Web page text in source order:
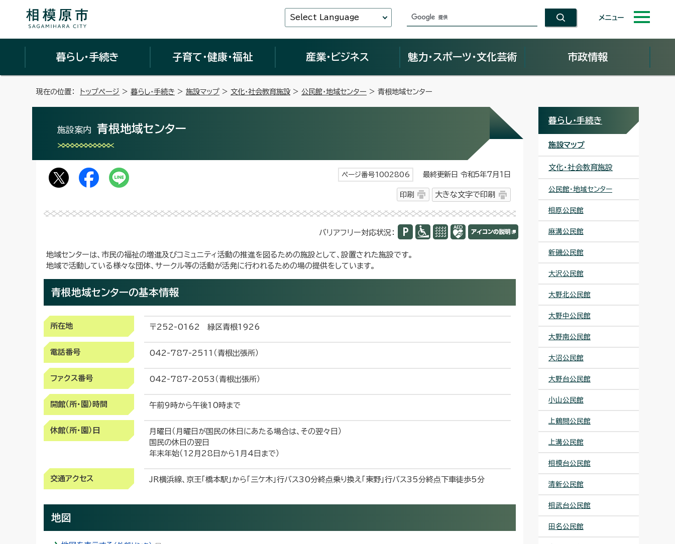
Select Language メニュー
暮らし・手続き 子育て・健康・福祉 産業・ビジネス 魅力・スポーツ・文化芸術 市政情報
現在の位置： トップページ > 暮らし・手続き > 施設マップ > 文化・社会教育施設 > 公民館・地域センター > 青根地域センター
施設案内 青根地域センター
ページ番号1002806 最終更新日 令和5年7月1日
印刷 大きな文字で印刷
バリアフリー対応状況：
地域センターは、市民の福祉の増進及びコミュニティ活動の推進を図るための施設として、設置された施設です。
地域で活動している様々な団体、サークル等の活動が活発に行われるための場の提供をしています。
青根地域センターの基本情報
所在地 〒252-0162 緑区青根1926
電話番号 042-787-2511（青根出張所）
ファクス番号 042-787-2053（青根出張所）
開館（所・園）時間 午前9時から午後10時まで
休館（所・園）日
月曜日（月曜日が国民の休日にあたる場合は、その翌々日）
国民の休日の翌日
年末年始（12月28日から1月4日まで）
交通アクセス JR横浜線、京王「橋本駅」から「三ケ木」行バス30分終点乗り換え「東野」行バス35分終点下車徒歩5分
地図
暮らし・手続き
施設マップ
文化・社会教育施設
公民館・地域センター
相原公民館
麻溝公民館
新磯公民館
大沢公民館
大野北公民館
大野中公民館
大野南公民館
大沼公民館
大野台公民館
小山公民館
上鶴間公民館
上溝公民館
相模台公民館
清新公民館
相武台公民館
田名公民館